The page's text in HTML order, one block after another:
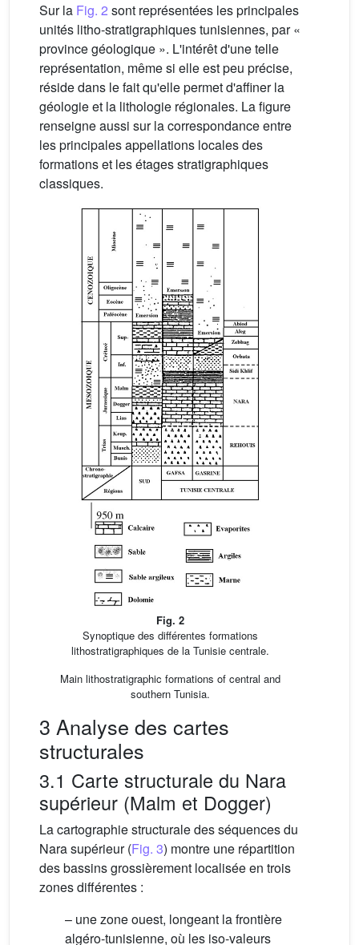
Sur la Fig. 2 sont représentées les principales
unités litho-stratigraphiques tunisiennes, par «
province géologique ». L'intérêt d'une telle
représentation, même si elle est peu précise,
réside dans le fait qu'elle permet d'affiner la
géologie et la lithologie régionales. La figure
renseigne aussi sur la correspondance entre
les principales appellations locales des
formations et les étages stratigraphiques
classiques.
Fig. 2
Synoptique des différentes formations
lithostratigraphiques de la Tunisie centrale.
Main lithostratigraphic formations of central and
southern Tunisia.
3 Analyse des cartes
structurales
3.1 Carte structurale du Nara
supérieur (Malm et Dogger)
La cartographie structurale des séquences du
Nara supérieur (Fig. 3) montre une répartition
des bassins grossièrement localisée en trois
zones différentes :
– une zone ouest, longeant la frontière
algéro-tunisienne, où les iso-valeurs